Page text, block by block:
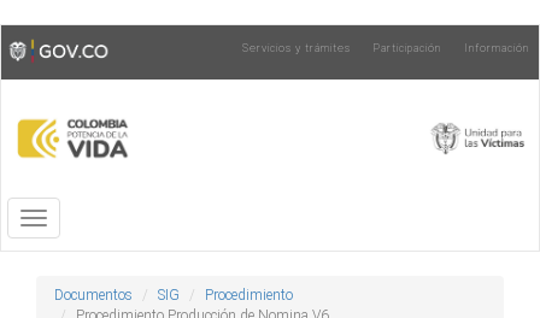
Pasar
al
contenido
Toggle
high
contrast
Servicios y trámites Participación Información
Toggle
navigation
Documentos SIG
Procedimiento